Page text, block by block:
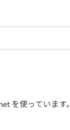
を使っています。